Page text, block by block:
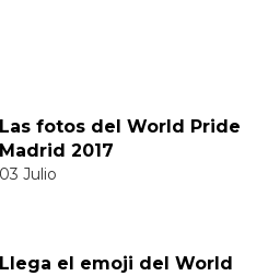
Las fotos del World Pride
Madrid 2017
03 Julio
Llega el emoji del World